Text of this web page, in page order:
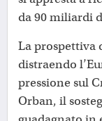
da 90 miliardi
La prospettiva
distraendo
pressione sul
Orban, il